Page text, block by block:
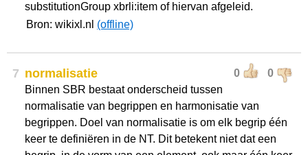
substitutionGroup xbrli:item of hiervan afgeleid.
Bron: wikixl.nl (offline)
7 0 0
normalisatie
Binnen SBR bestaat onderscheid tussen
normalisatie van begrippen en harmonisatie van
begrippen. Doel van normalisatie is om elk begrip één
keer te definiëren in de NT. Dit betekent niet dat een